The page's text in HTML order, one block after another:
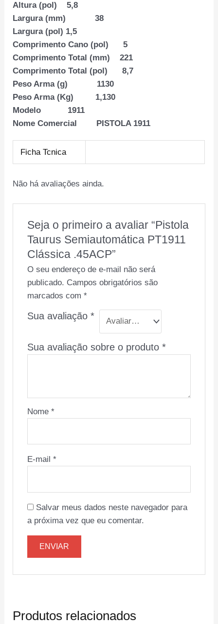
Altura (pol) 5,8
Largura (mm) 38
Largura (pol) 1,5
Comprimento Cano (pol) 5
Comprimento Total (mm) 221
Comprimento Total (pol) 8,7
Peso Arma (g) 1130
Peso Arma (Kg) 1,130
Modelo 1911
Nome Comercial PISTOLA 1911
Ficha Tcnica
Não há avaliações ainda.
Seja o primeiro a avaliar “Pistola
Taurus Semiautomática PT1911
Clássica .45ACP”
O seu endereço de e-mail não será
publicado. Campos obrigatórios são
marcados com *
Sua avaliação *
Sua avaliação sobre o produto *
Nome *
E-mail *
Salvar meus dados neste navegador para
a próxima vez que eu comentar.
Produtos relacionados